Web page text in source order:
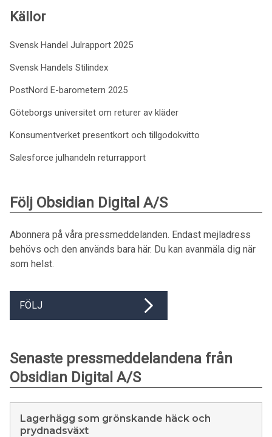
Källor
Svensk Handel Julrapport 2025
Svensk Handels Stilindex
PostNord E-barometern 2025
Göteborgs universitet om returer av kläder
Konsumentverket presentkort och tillgodokvitto
Salesforce julhandeln returrapport
Följ Obsidian Digital A/S
Abonnera på våra pressmeddelanden. Endast mejladress
behövs och den används bara här. Du kan avanmäla dig när
som helst.
FÖLJ
Senaste pressmeddelandena från
Obsidian Digital A/S
Lagerhägg som grönskande häck och
prydnadsväxt